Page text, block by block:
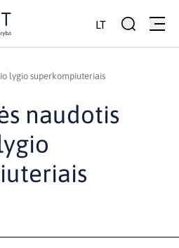
LT
lygio superkompiuteriais
naudotis